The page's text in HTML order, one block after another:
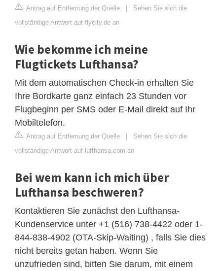
Antrag auf Entfernung der Quelle | Sehen Sie sich die
vollständige Antwort auf flycity.de an
Wie bekomme ich meine
Flugtickets Lufthansa?
Mit dem automatischen Check-in erhalten Sie
Ihre Bordkarte ganz einfach 23 Stunden vor
Flugbeginn per SMS oder E-Mail direkt auf Ihr
Mobiltelefon.
Antrag auf Entfernung der Quelle | Sehen Sie sich die
vollständige Antwort auf lufthansa.com an
Bei wem kann ich mich über
Lufthansa beschweren?
Kontaktieren Sie zunächst den Lufthansa-
Kundenservice unter +1 (516) 738-4422 oder 1-
844-838-4902 (OTA-Skip-Waiting) , falls Sie dies
nicht bereits getan haben. Wenn Sie
unzufrieden sind, bitten Sie darum, mit einem